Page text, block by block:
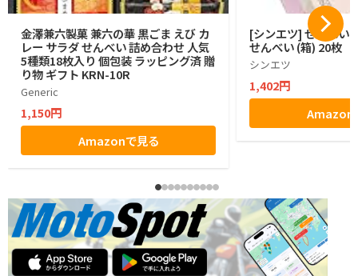
金澤兼六製菓 兼六の華 黒ごま えび カ
レー サラダ せんべい 詰め合わせ 人気
5種類18枚入り 個包装 ラッピング済 贈
り物 ギフト KRN-10R
Generic
1,150円
Amazonで見る
[シンエツ] せんべい
せんべい (箱) 20枚
シンエツ
1,402円
Amazon